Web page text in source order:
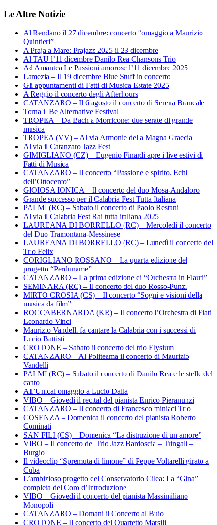
Le Altre Notizie
Al Rendano il 27 dicembre: concerto “omaggio a Maurizio
Quintieri”
A Praja a Mare: Prajazz 2025 il 23 dicembre
Al TAU l’11 dicembre Danilo Rea Chansons Trio
Ad Amantea Le Passioni amorose l’11 dicembre 2025
Lamezia – Il 19 dicembre Blue Stuff in concerto
Gli appuntamenti di Fatti di Musica Estate 2025
A Reggio il concerto degli Afterhours
CATANZARO – Il 6 agosto il concerto di Serena Brancale
Torna il Be Alternative Festival
TROPEA – Da Bach a Morricone: due serate di grande
musica
TROPEA (VV) – Al via Armonie della Magna Graecia
Al via il Catanzaro Jazz Fest
GIMIGLIANO (CZ) – Eugenio Finardi apre i live estivi di
Fatti di Musica
CATANZARO – Il concerto “Passione e spirito. Echi
dell’Ottocento”
GIOIOSA IONICA – Il concerto del duo Mosa-Andaloro
Grande successo per il Calabria Fest Tutta Italiana
PALMI (RC) – Sabato il concerto di Paolo Restani
Al via il Calabria Fest Rai tutta italiana 2025
LAUREANA DI BORRELLO (RC) – Mercoledì il concerto
del Duo Tramontana-Messinese
LAUREANA DI BORRELLO (RC) – Lunedì il concerto del
Trio Felix
CORIGLIANO ROSSANO – La quarta edizione del
progetto “Perduname”
CATANZARO – La prima edizione di “Orchestra in Flauti”
SEMINARA (RC) – Il concerto del duo Rosso-Punzi
MIRTO CROSIA (CS) – Il concerto “Sogni e visioni della
musica da film”
ROCCABERNARDA (KR) – Il concerto l’Orchestra di Fiati
Leonardo Vinci
Maurizio Vandelli fa cantare la Calabria con i successi di
Lucio Battisti
CROTONE – Sabato il concerto del trio Elysium
CATANZARO – Al Politeama il concerto di Maurizio
Vandelli
PALMI (RC) – Sabato il concerto di Danilo Rea e le stelle del
canto
All’Unical omaggio a Lucio Dalla
VIBO – Giovedì il recital del pianista Enrico Pieranunzi
CATANZARO – Il concerto di Francesco miniaci Trio
COSENZA – Domenica il concerto del pianista Roberto
Cominati
SAN FILI (CS) – Domenica “La distruzione di un amore”
VIBO – Il concerto del Trio Jazz Bardoscia – Tringali –
Burgio
Il videoclip “Spremuta di limone” di Peppe Voltarelli girato a
Cuba
L’ambizioso progetto del Conservatorio Cilea: La “Gina”
completa del Coro d’Introduzione
VIBO – Giovedì il concerto del pianista Massimiliano
Monopoli
CATANZARO – Domani il Concerto al Buio
CROTONE – Il concerto del Quartetto Marsili